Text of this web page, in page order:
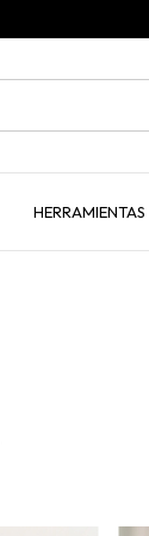
HERRAMIENTAS